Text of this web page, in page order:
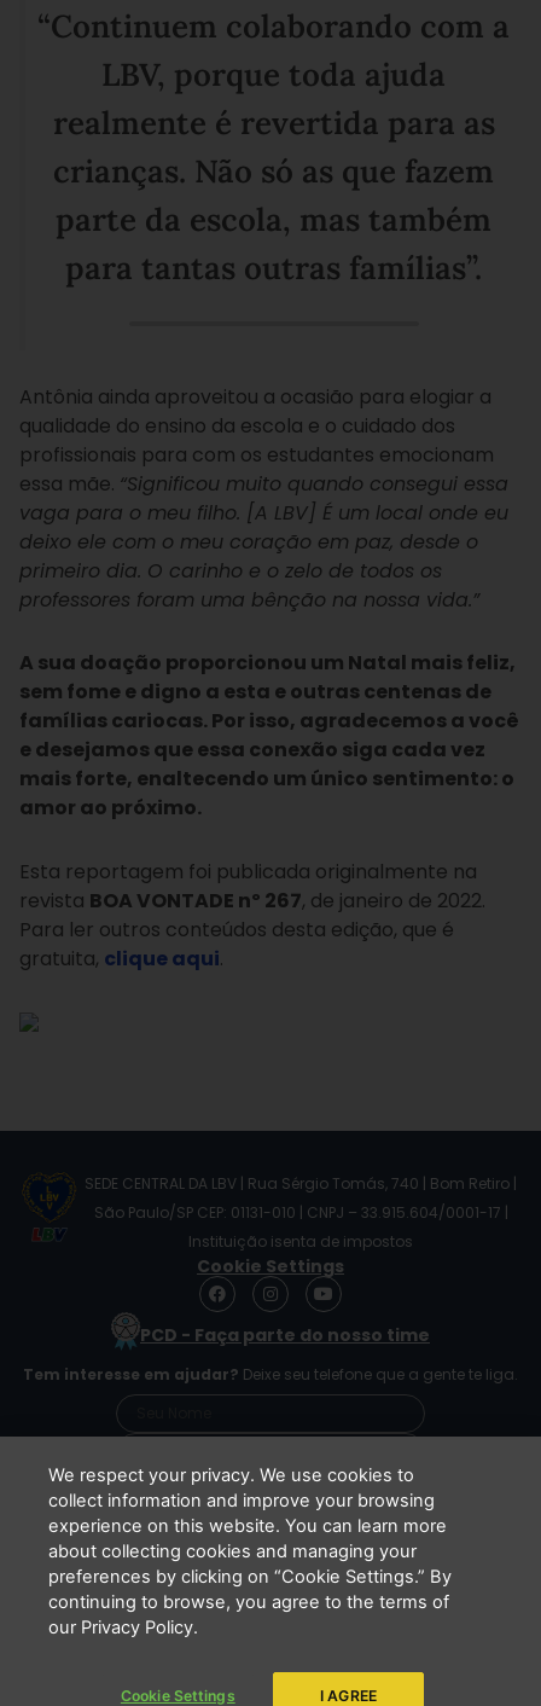
“Continuem colaborando com a
LBV, porque toda ajuda
realmente é revertida para as
crianças. Não só as que fazem
parte da escola, mas também
para tantas outras famílias”.
Antônia ainda aproveitou a ocasião para elogiar a
qualidade do ensino da escola e o cuidado dos
profissionais para com os estudantes emocionam
essa mãe. “Significou muito quando consegui essa
vaga para o meu filho. [A LBV] É um local onde eu
deixo ele com o meu coração em paz, desde o
primeiro dia. O carinho e o zelo de todos os
professores foram uma bênção na nossa vida.”
A sua doação proporcionou um Natal mais feliz,
sem fome e digno a esta e outras centenas de
famílias cariocas. Por isso, agradecemos a você
e desejamos que essa conexão siga cada vez
mais forte, enaltecendo um único sentimento: o
amor ao próximo.
Esta reportagem foi publicada originalmente na
revista BOA VONTADE nº 267, de janeiro de 2022.
Para ler outros conteúdos desta edição, que é
gratuita, clique aqui.
SEDE CENTRAL DA LBV | Rua Sérgio Tomás, 740 | Bom Retiro |
São Paulo/SP CEP: 01131-010 | CNPJ – 33.915.604/0001-17 |
Instituição isenta de impostos
Cookie Settings
F
a
e
o
o
I
n
s
t
g
r
m
Y
o
t
b
e
PCD - Faça parte do nosso time
Tem interesse em ajudar? Deixe seu telefone que a gente te liga.
Li e concordo que minhas informações serão
tratadas de acordo com oAviso de Privacidade
da LBV
ENVIAR
Copyright 2026 - LBV - Legião da Boa Vontade. Todos os direitos
We respect your privacy. We use cookies to
collect information and improve your browsing
experience on this website. You can learn more
about collecting cookies and managing your
preferences by clicking on “Cookie Settings.” By
continuing to browse, you agree to the terms of
our Privacy Policy.
Cookie Settings I AGREE